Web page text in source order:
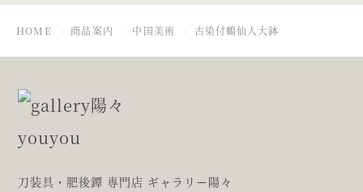
HOME 商品案内 中国美術 古染付鶴仙人大鉢
刀装具・肥後鐔 専門店 ギャラリー陽々